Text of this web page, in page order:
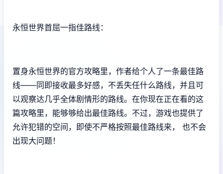
永恒世界首屈一指佳路线：
置身永恒世界的官方攻略里，作者给个人了一条最佳路
线——同即接收最多好感，不丢失任什么路线，并且可
以观察达几乎全体剧情形的路线。在你现在正在看的这
篇攻略里，能够够给出最佳路线。不过，游戏也提供了
允许犯错的空间，即使不严格按照最佳路线来， 也不会
出现大问题！